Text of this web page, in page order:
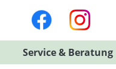
Service & Beratung